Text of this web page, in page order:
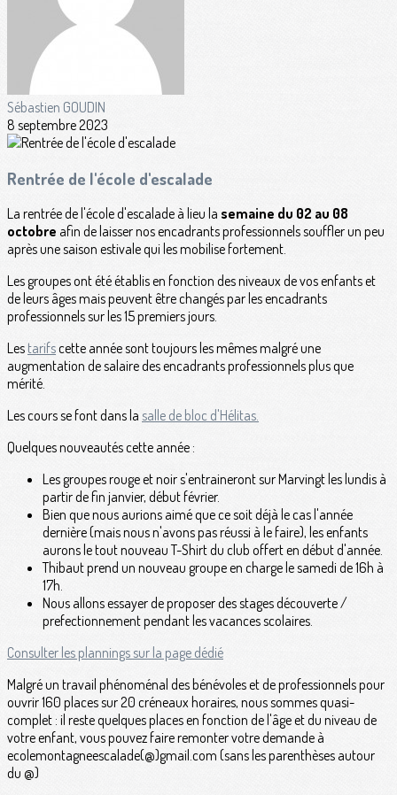
Sébastien GOUDIN
8 septembre 2023
Rentrée de l'école d'escalade
La rentrée de l'école d'escalade à lieu la semaine du 02 au 08
octobre afin de laisser nos encadrants professionnels souffler un peu
après une saison estivale qui les mobilise fortement.
Les groupes ont été établis en fonction des niveaux de vos enfants et
de leurs âges mais peuvent être changés par les encadrants
professionnels sur les 15 premiers jours.
Les tarifscette année sont toujours les mêmes malgré une
augmentation de salaire des encadrants professionnels plus que
mérité.
Les cours se font dans la salle de bloc d'Hélitas.
Quelques nouveautés cette année :
Les groupes rouge et noir s'entraineront sur Marvingt les lundis à
partir de fin janvier, début février.
Bien que nous aurions aimé que ce soit déjà le cas l'année
dernière (mais nous n'avons pas réussi à le faire), les enfants
aurons le tout nouveau T-Shirt du club offert en début d'année.
Thibaut prend un nouveau groupe en charge le samedi de 16h à
17h.
Nous allons essayer de proposer des stages découverte /
prefectionnement pendant les vacances scolaires.
Consulter les plannings sur la page dédié
Malgré un travail phénoménal des bénévoles et de professionnels pour
ouvrir 160 places sur 20 créneaux horaires, nous sommes quasi-
complet : il reste quelques places en fonction de l'âge et du niveau de
votre enfant, vous pouvez faire remonter votre demande à
ecolemontagneescalade(@)gmail.com (sans les parenthèses autour
du @)